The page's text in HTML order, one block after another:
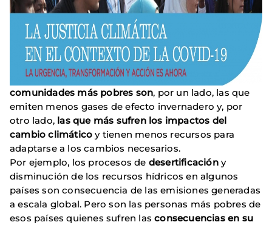
comunidades más pobres son, por un lado, las que
emiten menos gases de efecto invernadero y, por
otro lado, las que más sufren los impactos del
cambio climáticoy tienen menos recursos para
adaptarse a los cambios necesarios.
Por ejemplo, los procesos de desertificacióny
disminución de los recursos hídricos en algunos
países son consecuencia de las emisiones generadas
a escala global. Pero son las personas más pobres de
esos países quienes sufren lasconsecuencias en su